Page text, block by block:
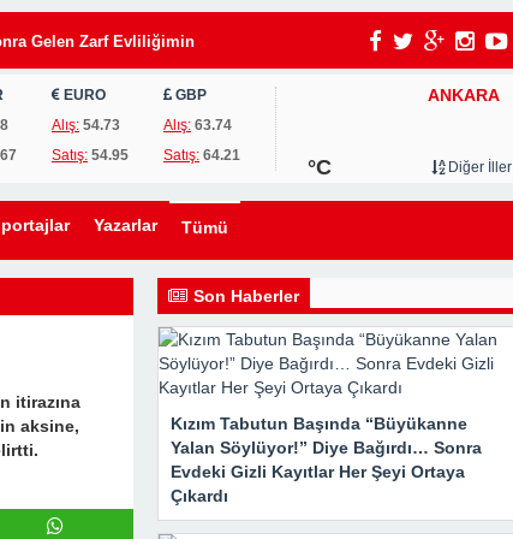
Gelen Zarf Evliliğimin
Asıl Sürprizi Akşam Oğlum
Değiştirdi
Düğün Konuşması 200
Sahibinin Ben Olduğunu
Hareket O Gün Herkese
Dersini Vermeye
EURO
Alış:54.73
Satış:54.95
GBP
Alış:63.74
Satış:64.21
ANKARA
°C Diğer İller
Yazarlar Tümü
itirazına
aksine,
Son Haberler
Kızım Tabutun Başında “Büyükanne
Yalan Söylüyor!” Diye Bağırdı… Sonra
Evdeki Gizli Kayıtlar Her Şeyi Ortaya
Çıkardı